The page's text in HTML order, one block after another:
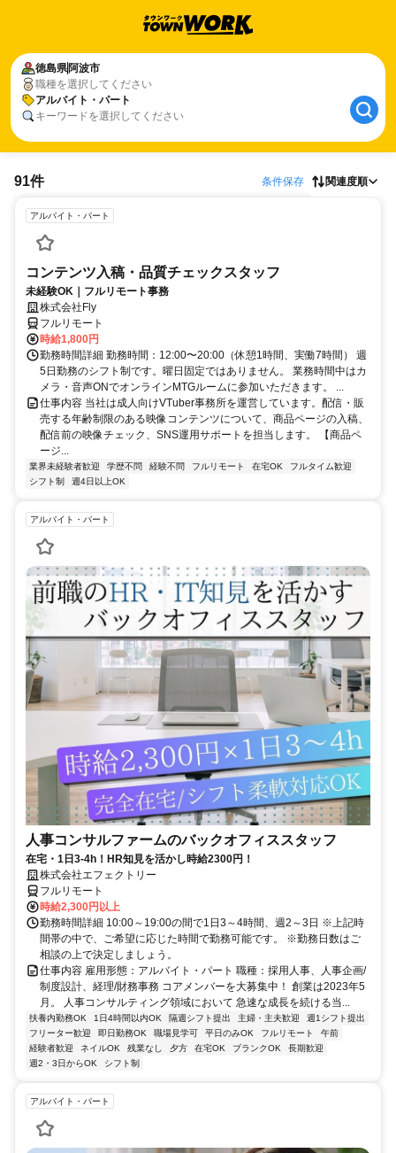
徳島県 阿波市
職種を選択してください
アルバイト・パート
キーワードを選択してください
91件 条件保存 関連度順
アルバイト・パート
コンテンツ入稿・品質チェックスタッフ
未経験OK｜フルリモート事務
株式会社Fly
フルリモート
時給1,800円
勤務時間詳細 勤務時間：12:00〜20:00（休憩1時間、実働7時間） 週
5日勤務のシフト制です。曜日固定ではありません。 業務時間中はカ
メラ・音声ONでオンラインMTGルームに参加いただきます。 ...
仕事内容 当社は成人向けVTuber事務所を運営しています。配信・販
売する年齢制限のある映像コンテンツについて、商品ページの入稿、
配信前の映像チェック、SNS運用サポートを担当します。 【商品ペ
ージ...
業界未経験者歓迎 学歴不問 経験不問 フルリモート 在宅OK
フルタイム歓迎
シフト制
週4日以上OK
アルバイト・パート
人事コンサルファームのバックオフィススタッフ
在宅・1日3-4h！HR知見を活かし時給2300円！
株式会社エフェクトリー
フルリモート
時給2,300円以上
勤務時間詳細 10:00～19:00の間で1日3～4時間、週2～3日 ※上記時
間帯の中で、ご希望に応じた時間で勤務可能です。 ※勤務日数はご
相談の上で決定しましょう。
仕事内容 雇用形態：アルバイト・パート 職種：採用人事、人事企画/
制度設計、経理/財務事務 コアメンバーを大募集中！ 創業は2023年5
月。 人事コンサルティング領域において 急速な成長を続ける当...
扶養内勤務OK 1日4時間以内OK 隔週シフト提出 主婦・主夫歓迎
週1シフト提出
フリーター歓迎
即日勤務OK 職場見学可 平日のみOK フルリモート
午前
経験者歓迎
ネイルOK 残業なし 夕方 在宅OK ブランクOK
長期歓迎
週2・3日からOK
シフト制
アルバイト・パート